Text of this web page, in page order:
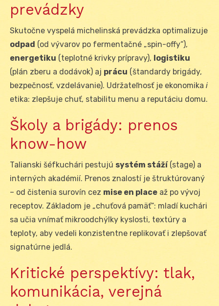
prevádzky
Skutočne vyspelá michelinská prevádzka optimalizuje
odpad (od vývarov po fermentačné „spin-offy“),
energetiku (teplotné krivky prípravy), logistiku
(plán zberu a dodávok) aj prácu (štandardy brigády,
bezpečnosť, vzdelávanie). Udržateľnosť je ekonomika i
etika: zlepšuje chuť, stabilitu menu a reputáciu domu.
Školy a brigády: prenos
know-how
Talianski šéfkuchári pestujú systém stáží(stage) a
interných akadémií. Prenos znalostí je štruktúrovaný
– od čistenia surovín cez mise en place až po vývoj
receptov. Základom je „chuťová pamäť“: mladí kuchári
sa učia vnímať mikroodchýlky kyslosti, textúry a
teploty, aby vedeli konzistentne replikovať i zlepšovať
signatúrne jedlá.
Kritické perspektívy: tlak,
komunikácia, verejná